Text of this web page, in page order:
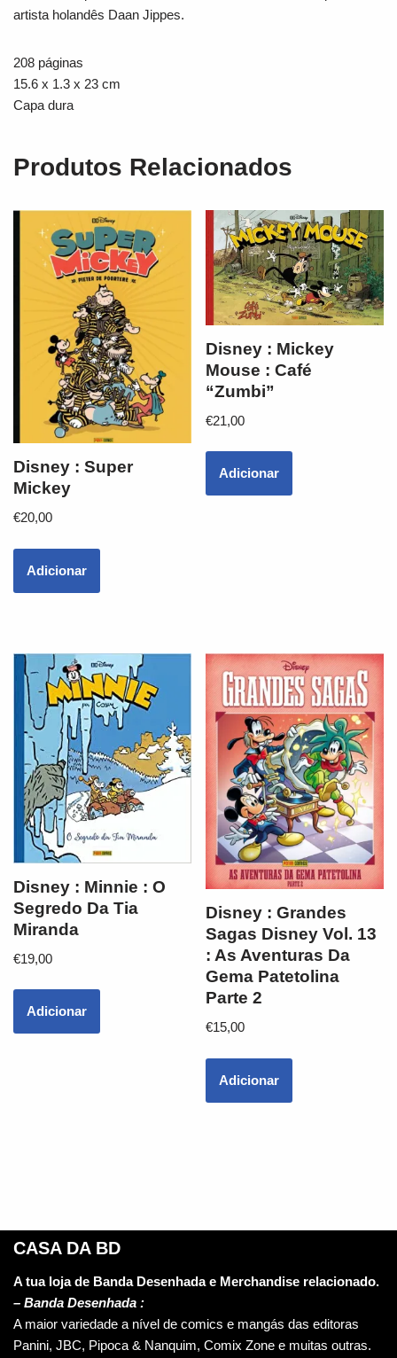
artista holandês Daan Jippes.
208 páginas
15.6 x 1.3 x 23 cm
Capa dura
Produtos Relacionados
Disney : Super
Mickey
€20,00
Adicionar
Disney : Mickey
Mouse : Café
“Zumbi”
€21,00
Adicionar
Disney : Minnie : O
Segredo Da Tia
Miranda
€19,00
Adicionar
Disney : Grandes
Sagas Disney Vol. 13
: As Aventuras Da
Gema Patetolina
Parte 2
€15,00
Adicionar
CASA DA BD
A tua loja de Banda Desenhada e Merchandise relacionado.
– Banda Desenhada :
A maior variedade a nível de comics e mangás das editoras
Panini, JBC, Pipoca & Nanquim, Comix Zone e muitas outras.